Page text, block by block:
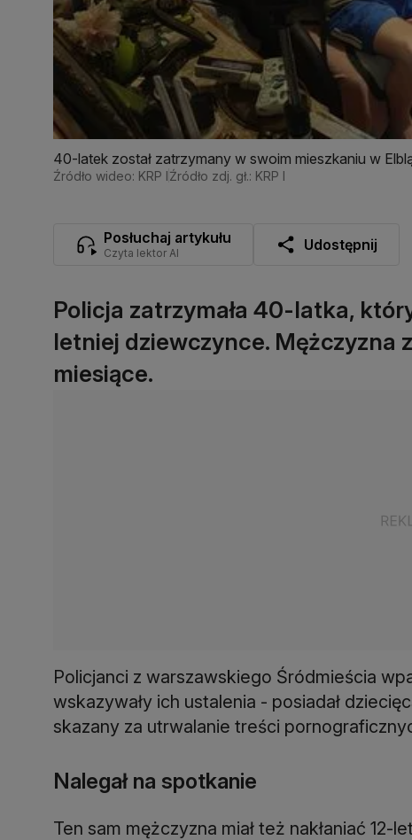
40-latek został zatrzymany w swoim mieszkaniu w
Źródło wideo: KRP IŹródło zdj. gł.: KRP I
Posłuchaj artykułu
Czyta lektor AI Udostępnij
Policja zatrzymała 40-latka,
letniej dziewczynce. Mężczyzna
miesiące.
Policjanci z warszawskiego Śródmieścia
wskazywały ich ustalenia - posiadał
skazany za utrwalanie treści
Nalegał na spotkanie
Ten sam mężczyzna miał też nakłaniać